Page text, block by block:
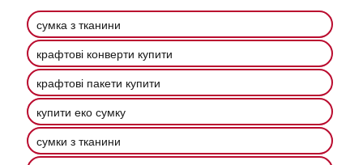
сумка з тканини
крафтові конверти купити
крафтові пакети купити
купити еко сумку
сумки з тканини